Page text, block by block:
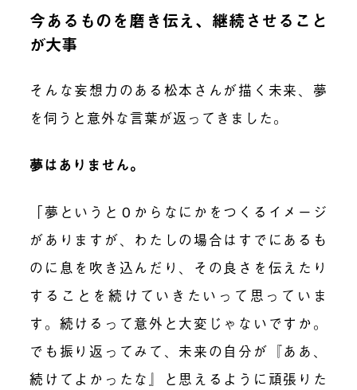
今あるものを磨き伝え、継続させること
が大事
そんな妄想力のある松本さんが描く未来、夢
を伺うと意外な言葉が返ってきました。
夢はありません。
「夢というと０からなにかをつくるイメージ
がありますが、わたしの場合はすでにあるも
のに息を吹き込んだり、その良さを伝えたり
することを続けていきたいって思っていま
す。続けるって意外と大変じゃないですか。
でも振り返ってみて、未来の自分が『ああ、
続けてよかったな』と思えるように頑張りた